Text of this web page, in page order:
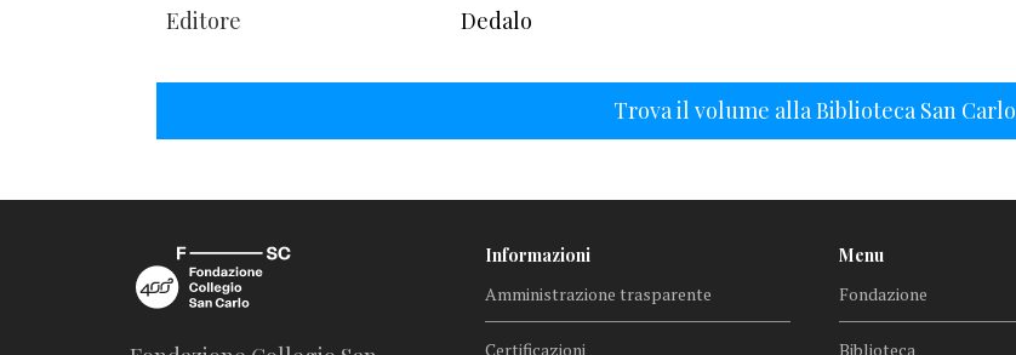
Editore Dedalo
Trova il volume alla Biblioteca San Carlo
Informazioni
Amministrazione trasparente
Certificazioni
Menu
Fondazione
Biblioteca